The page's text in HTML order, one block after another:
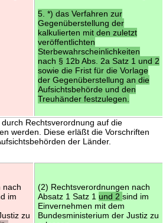
5. *) das Verfahren zur
Gegenüberstellung der
kalkulierten mit den zuletzt
veröffentlichten
Sterbewahrscheinlichkeiten
nach § 12b Abs. 2a Satz 1 und 2
sowie die Frist für die Vorlage
der Gegenüberstellung an die
Aufsichtsbehörde und den
Treuhänder festzulegen.
Rechtsverordnung auf die
werden. Diese erläßt die Vorschriften
der Länder.
nach
im
zu
(2) Rechtsverordnungen nach
Absatz 1 Satz 1 und 2 sind im
Einvernehmen mit dem
Bundesministerium der Justiz zu